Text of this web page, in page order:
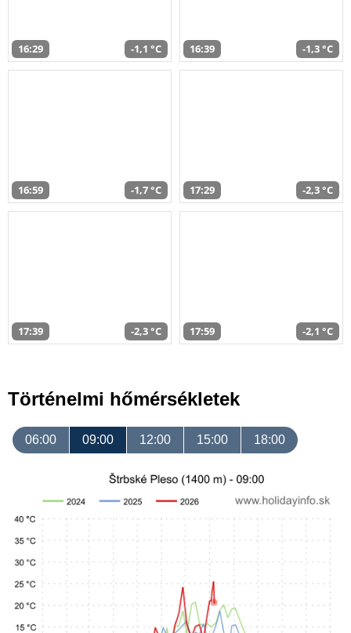
16:29 -1,1 °C 16:39 -1,3 °C
16:59 -1,7 °C 17:29 -2,3 °C
17:39 -2,3 °C 17:59 -2,1 °C
Történelmi hőmérsékletek
06:00 09:00 12:00 15:00 18:00